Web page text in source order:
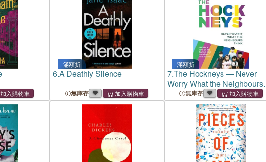
滿額折
6.A Deathly Silence
無庫存
滿額折
7.The Hockneys ― Never
Worry What the Neighbours
Think無庫存